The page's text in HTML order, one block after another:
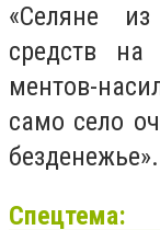
«Селяне
средств на
ментов-
само село
безденежье».